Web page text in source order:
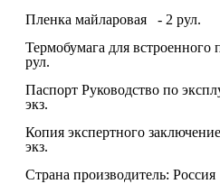
Пленка майларовая - 2 рул.
Термобумага для
рул.
Паспорт Руководство по
экз.
Копия экспертного
экз.
Страна производитель: Россия